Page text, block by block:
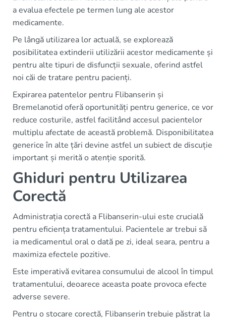
a evalua efectele pe termen lung ale acestor
medicamente.
Pe lângă utilizarea lor actuală, se explorează
posibilitatea extinderii utilizării acestor medicamente și
pentru alte tipuri de disfuncții sexuale, oferind astfel
noi căi de tratare pentru pacienți.
Expirarea patentelor pentru Flibanserin și
Bremelanotid oferă oportunități pentru generice, ce vor
reduce costurile, astfel facilitând accesul pacientelor
multiplu afectate de această problemă. Disponibilitatea
generice în alte țări devine astfel un subiect de discuție
important și merită o atenție sporită.
Ghiduri pentru Utilizarea
Corectă
Administrația corectă a Flibanserin-ului este crucială
pentru eficiența tratamentului. Pacientele ar trebui să
ia medicamentul oral o dată pe zi, ideal seara, pentru a
maximiza efectele pozitive.
Este imperativă evitarea consumului de alcool în timpul
tratamentului, deoarece aceasta poate provoca efecte
adverse severe.
Pentru o stocare corectă, Flibanserin trebuie păstrat la